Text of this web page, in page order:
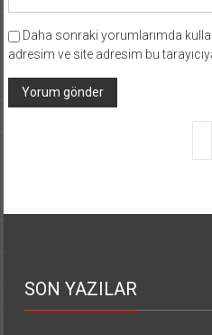
Daha sonraki yorumlarımda
adresim ve site adresim bu
SON YAZILAR